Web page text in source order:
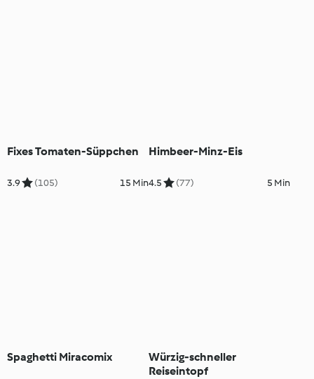
Fixes Tomaten-Süppchen
3.9 (105) 15 Min
Himbeer-Minz-Eis
4.5 (77) 5 Min
Spaghetti Miracomix
Würzig-schneller
Reiseintopf